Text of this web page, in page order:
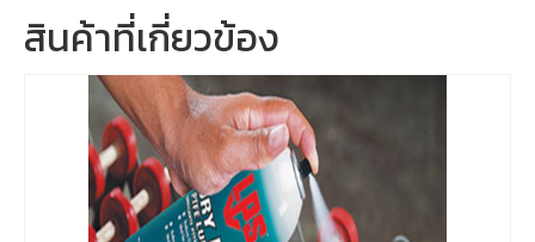
สินค้าที่เกี่ยวข้อง